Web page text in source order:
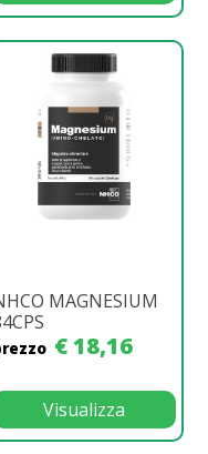
MAGNESIUM
€ 18,16
Visualizza